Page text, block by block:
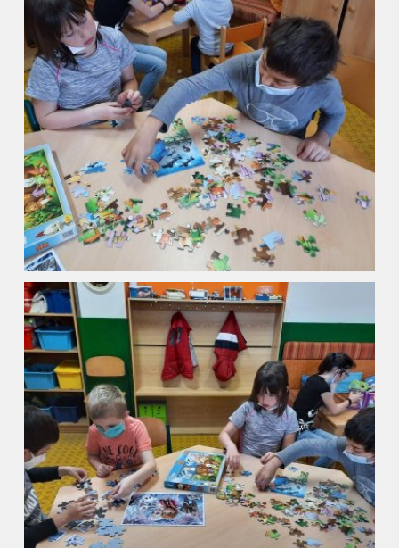
Školní družina
Fotogalerie
Kalendář akcí
Aktuality
Kontakty